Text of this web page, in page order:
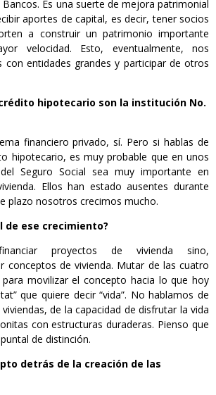
Bancos. Es una suerte de mejora patrimonial
aportes de capital, es decir, tener socios
a construir un patrimonio importante
velocidad. Esto, eventualmente, nos
con entidades grandes y participar de otros
hipotecario son la institución No.
financiero privado, sí. Pero si hablas de
hipotecario, es muy probable que en unos
Seguro Social sea muy importante en
Ellos han estado ausentes durante
plazo nosotros crecimos mucho.
de ese crecimiento?
proyectos de vivienda sino,
conceptos de vivienda. Mutar de las cuatro
movilizar el concepto hacia lo que hoy
que quiere decir “vida”. No hablamos de
de la capacidad de disfrutar la vida
con estructuras duraderas. Pienso que
de distinción.
detrás de la creación de las